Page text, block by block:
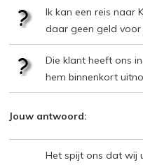
Ik kan een reis naar
daar geen geld voor
Die klant heeft ons
hem binnenkort
Jouw antwoord:
Het spijt ons dat wij